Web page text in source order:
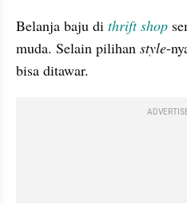
Belanja baju di thrift shop
muda. Selain pilihan style-
bisa ditawar.